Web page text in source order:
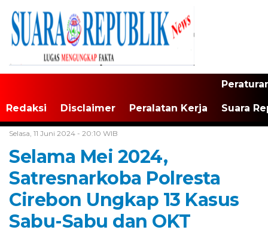
Redaksi Disclaimer Peralatan Kerja Suara
Selasa, 11 Juni 2024 - 20:10 WIB
Selama Mei 2024,
Satresnarkoba Polresta
Cirebon Ungkap 13 Kasus
Sabu-Sabu dan OKT